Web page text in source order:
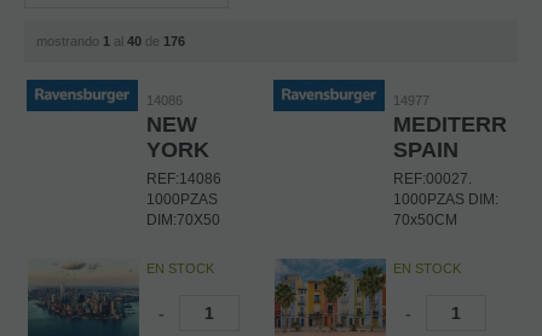
mostrando 1 al 40 de 176
14086
NEW
YORK
REF:14086
1000PZAS
DIM:70X50
EN STOCK
-
14977
SPAIN
REF:00027.
1000PZAS DIM:
70x50CM
EN STOCK
-